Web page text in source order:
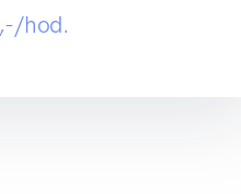
,-/hod.